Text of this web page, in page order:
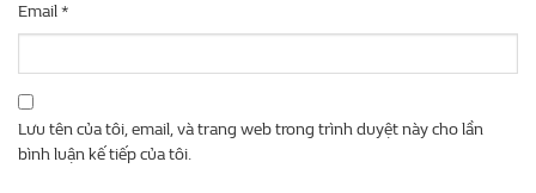
Email*
Lưu tên của tôi, email, và trang web trong trình duyệt này cho lần
bình luận kế tiếp của tôi.